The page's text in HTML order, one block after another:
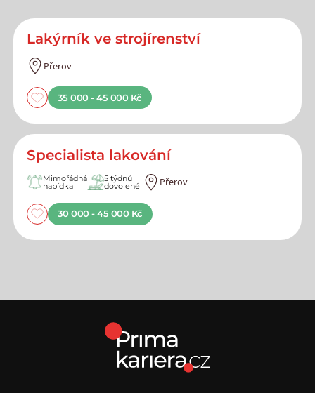
Nejnovější nabídky práce
Lakýrník ve strojírenství
Přerov
35 000 - 45 000 Kč
Specialista lakování
Mimořádná
nabídka
5 týdnů
dovolené Přerov
30 000 - 45 000 Kč